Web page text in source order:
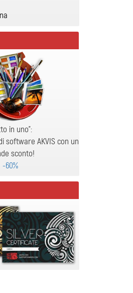
in uno":
software AKVIS con un
sconto!
-60%